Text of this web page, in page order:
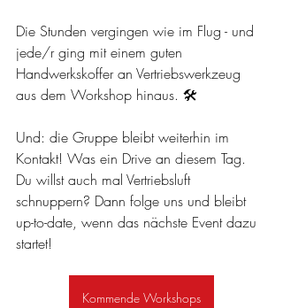
Die Stunden vergingen wie im Flug - und
jede/r ging mit einem guten
Handwerkskoffer an Vertriebswerkzeug
aus dem Workshop hinaus. 🛠
Und: die Gruppe bleibt weiterhin im
Kontakt! Was ein Drive an diesem Tag.
Du willst auch mal Vertriebsluft
schnuppern? Dann folge uns und bleibt
up-to-date, wenn das nächste Event dazu
startet!
Kommende Workshops